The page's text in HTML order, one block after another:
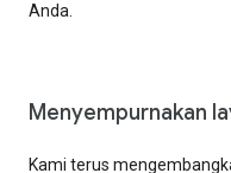
Anda.
Menyempurnakan
Kami terus